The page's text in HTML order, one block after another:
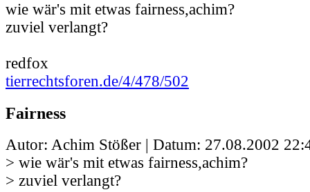
wie wär's mit etwas fairness,achim?
zuviel verlangt?
redfox
tierrechtsforen.de/4/478/502
Fairness
Autor: Achim Stößer | Datum: 27.08.2002
> wie wär's mit etwas fairness,achim?
> zuviel verlangt?